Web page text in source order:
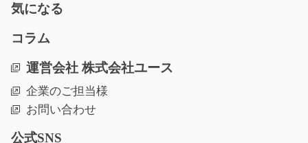
ゴム製品の製造補助や簡単な検査のお仕事/y03_00
633急募
腰を据えて安定して働きたい方や未経験の方にピッタリ
のお仕事☆工場内でゴ…
長期（3ヶ月以上）
時給1100円
気になる
コラム
運営会社 株式会社ユース
企業のご担当様
お問い合わせ
公式SNS